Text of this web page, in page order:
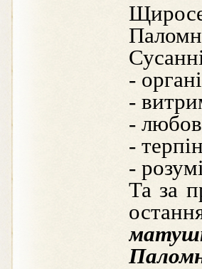
-
-
-
-
-
Та за